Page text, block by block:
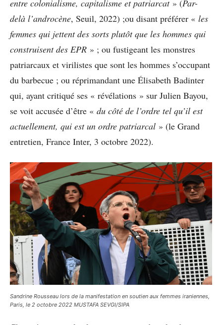
entre colonialisme, capitalisme et patriarcat» (Par-
delà l’androcène, Seuil, 2022) ;ou disant préférer « les
femmes qui jettent des sorts plutôt que les hommes qui
construisent des EPR » ; ou fustigeant les monstres
patriarcaux et virilistes que sont les hommes s’occupant
du barbecue ; ou réprimandant une Élisabeth Badinter
qui, ayant critiqué ses « révélations » sur Julien Bayou,
se voit accusée d’être « du côté de l’ordre tel qu’il est
actuellement, qui est un ordre patriarcal » (le Grand
entretien, France Inter, 3 octobre 2022).
Sandrine Rousseau lors de la manifestation en soutien aux femmes iraniennes,
Paris, le 2 octobre 2022 MUSTAFA SEVGI/SIPA